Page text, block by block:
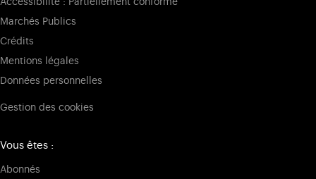
Accessibilité : Partiellement conforme
Marchés Publics
Crédits
Mentions légales
Données personnelles
Gestion des cookies
Vous êtes :
Abonnés